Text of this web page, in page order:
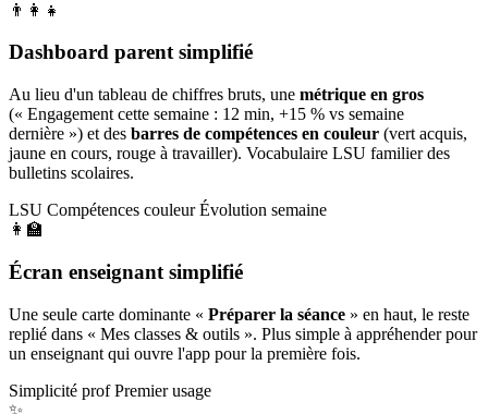
👨‍👩‍👧
Dashboard parent simplifié
Au lieu d'un tableau de chiffres bruts, une métrique en gros
(« Engagement cette semaine : 12 min, +15 % vs semaine
dernière ») et des barres de compétences en couleur (vert acquis,
jaune en cours, rouge à travailler). Vocabulaire LSU familier des
bulletins scolaires.
LSU Compétences couleur Évolution semaine
👩‍🏫
Écran enseignant simplifié
Une seule carte dominante « Préparer la séance » en haut, le reste
replié dans « Mes classes & outils ». Plus simple à appréhender pour
un enseignant qui ouvre l'app pour la première fois.
Simplicité prof Premier usage
✨